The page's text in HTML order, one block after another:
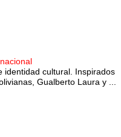
identidad cultural. Inspirados
Gualberto Laura y ...